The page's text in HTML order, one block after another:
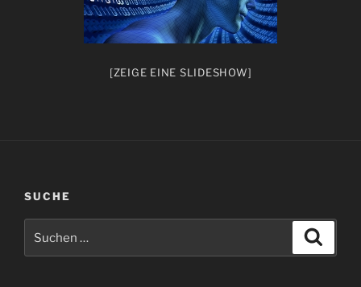
[ZEIGE EINE SLIDESHOW]
SUCHE
nach: